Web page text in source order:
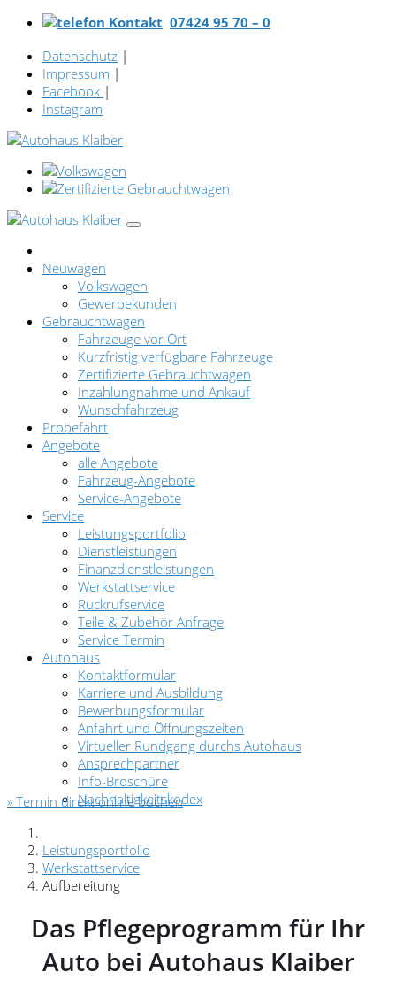
07424 95 70 – 0
Datenschutz |
Impressum |
Facebook |
Instagram
Neuwagen
Volkswagen
Gewerbekunden
Gebrauchtwagen
Fahrzeuge vor Ort
Kurzfristig verfügbare Fahrzeuge
Zertifizierte Gebrauchtwagen
Inzahlungnahme und Ankauf
Wunschfahrzeug
Probefahrt
Angebote
alle Angebote
Fahrzeug-Angebote
Service-Angebote
Service
Leistungsportfolio
Dienstleistungen
Finanzdienstleistungen
Werkstattservice
Rückrufservice
Teile & Zubehör Anfrage
Service Termin
Autohaus
Kontaktformular
Karriere und Ausbildung
Bewerbungsformular
Anfahrt und Öffnungszeiten
Virtueller Rundgang durchs Autohaus
Ansprechpartner
Info-Broschüre
Nachhaltigkeitskodex
» Termin direkt online buchen
Leistungsportfolio
Werkstattservice
Aufbereitung
Das Pflegeprogramm für Ihr
Auto bei Autohaus Klaiber